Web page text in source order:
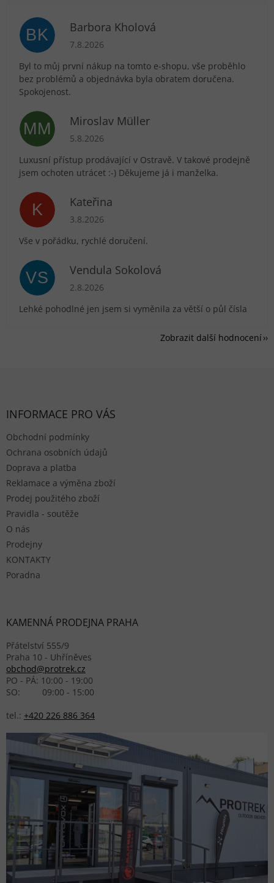
BK Barbora Kholová
Hodnocení obchodu je 5 z 5 hvězdiček.
7.8.2026
Byl to můj první nákup na tomto e-shopu, vše proběhlo
bez problémů a objednávka byla obratem doručena.
Spokojenost.
MM Miroslav Müller
Hodnocení obchodu je 5 z 5 hvězdiček.
5.8.2026
Luxusní přístup prodávající v Ostravě. V takové prodejně
jsem ochoten utrácet :-) Děkujeme já i manželka.
K Kateřina
Hodnocení obchodu je 5 z 5 hvězdiček.
3.8.2026
Vše v pořádku, rychlé doručení.
VS Vendula Sokolová
Hodnocení obchodu je 5 z 5 hvězdiček.
2.8.2026
Lehké pohodlné jen jsem si vyměnila za větší o půl čísla
Zobrazit další hodnocení
INFORMACE PRO VÁS
Obchodní podmínky
Ochrana osobních údajů
Doprava a platba
Reklamace a výměna zboží
Prodej použitého zboží
Pravidla - soutěže
O nás
Prodejny
KONTAKTY
Poradna
KAMENNÁ PRODEJNA PRAHA
Přátelství 555/9
Praha 10 - Uhříněves
obchod@protrek.cz
PO - PÁ: 10:00 - 19:00
SO: 09:00 - 15:00
tel.: +420 226 886 364